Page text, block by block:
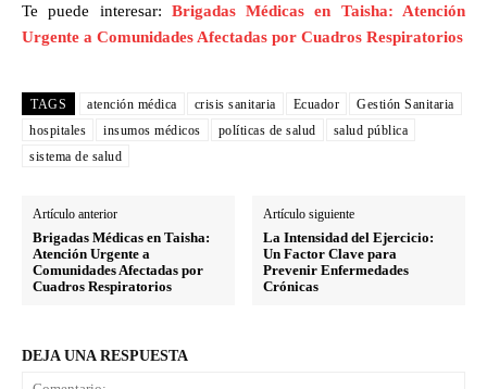
Te puede interesar: Brigadas Médicas en Taisha: Atención
Urgente a Comunidades Afectadas por Cuadros Respiratorios
TAGS atención médica crisis sanitaria Ecuador
Gestión Sanitaria
hospitales
insumos médicos políticas de salud
salud pública
sistema de salud
Artículo anterior
Brigadas Médicas en Taisha:
Atención Urgente a
Comunidades Afectadas por
Cuadros Respiratorios
Artículo siguiente
La Intensidad del Ejercicio:
Un Factor Clave para
Prevenir Enfermedades
Crónicas
DEJA UNA RESPUESTA